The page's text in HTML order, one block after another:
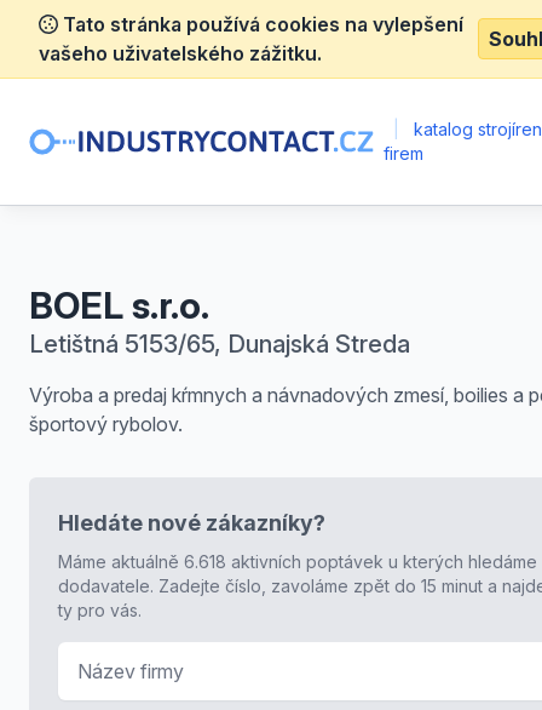
Tato stránka používá cookies na vylepšení
vašeho uživatelského zážitku.
katalog
firem
BOEL s.r.o.
Letištná 5153/65, Dunajská Streda
Výroba a predaj kŕmnych a návnadových zmesí, boilies a
športový rybolov.
Hledáte nové zákazníky?
Máme aktuálně 6.618 aktivních poptávek u kterých hledáme
dodavatele. Zadejte číslo, zavoláme zpět do 15 minut a
ty pro vás.